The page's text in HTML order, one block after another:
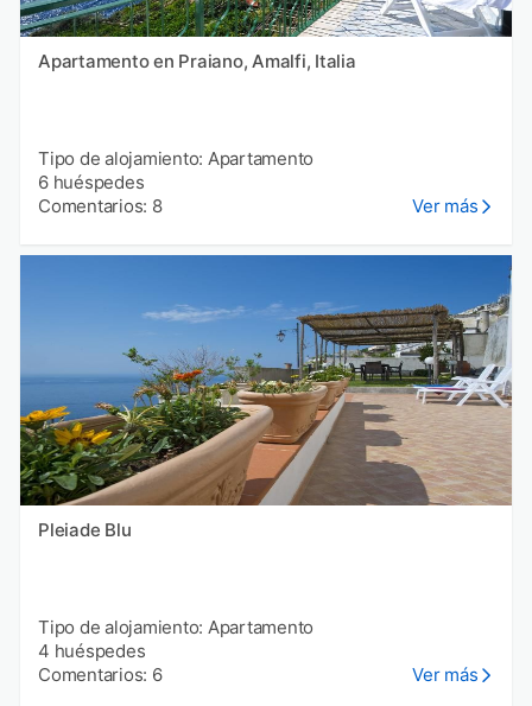
Apartamento en Praiano, Amalfi, Italia
Tipo de alojamiento: Apartamento
6 huéspedes
Comentarios: 8
Ver más
Pleiade Blu
Tipo de alojamiento: Apartamento
4 huéspedes
Comentarios: 6
Ver más